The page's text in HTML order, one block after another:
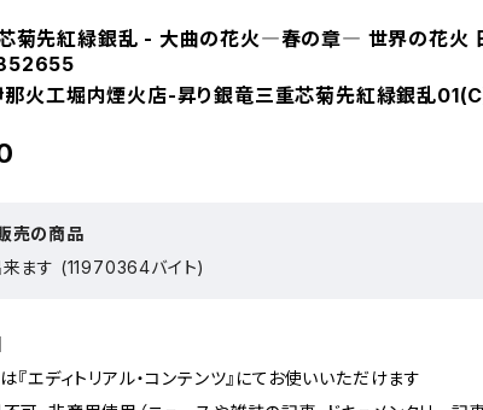
菊先紅緑銀乱 - 大曲の花火―春の章― 世界の花火
那火工堀内煙火店-昇り銀竜三重芯菊先紅緑銀乱
売の商品
ます (11970364バイト)
『エディトリアル・コンテンツ』にてお使いいただけます